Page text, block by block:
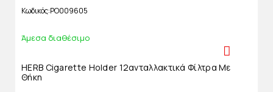
Κωδικός PO009605
Άμεσα διαθέσιμο
HERB Cigarette Holder 12ανταλλακτικά Φίλτρα Με
Θήκη